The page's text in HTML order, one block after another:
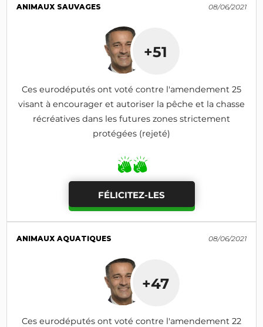
ANIMAUX SAUVAGES 08/06/2021
+51
Ces eurodéputés ont voté contre l'amendement 25
visant à encourager et autoriser la pêche et la chasse
récréatives dans les futures zones strictement
protégées (rejeté)
FÉLICITEZ-LES
ANIMAUX AQUATIQUES 08/06/2021
+47
Ces eurodéputés ont voté contre l'amendement 22